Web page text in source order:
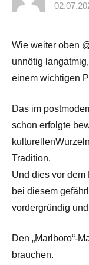
Wie weiter oben
unnötig
einem wichtigen
Das im
schon erfolgte
Tradition.
Und dies vor dem
bei diesem
vordergründig
Den „Marlboro“-
brauchen.